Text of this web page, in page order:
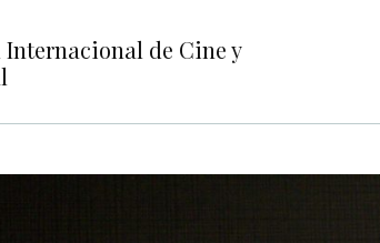
de Cine y